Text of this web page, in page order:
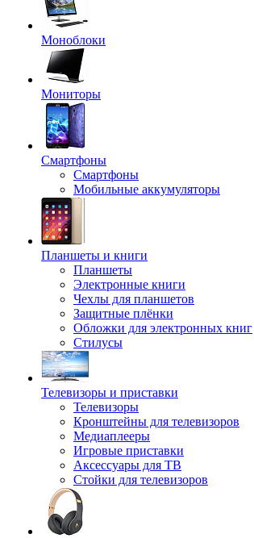
Моноблоки
Мониторы
Смартфоны
Смартфоны
Мобильные аккумуляторы
Планшеты и книги
Планшеты
Электронные книги
Чехлы для планшетов
Защитные плёнки
Обложки для электронных книг
Стилусы
Телевизоры и приставки
Телевизоры
Кронштейны для телевизоров
Медиаплееры
Игровые приставки
Аксессуары для ТВ
Стойки для телевизоров